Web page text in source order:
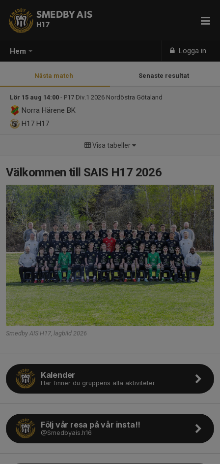
Hem Logga in
SMEDBY AIS
H17
Nästa match Senaste resultat
Lör 15 aug 14:00 - P17 Div.1 2026 Nordöstra Götaland
Norra Härene BK
H17 H17
Visa tabeller
Välkommen till SAIS H17 2026
Smedby AIS H17, lagbild 2026
Kalender
Här finner du gruppens alla aktiviteter
Följ vår resa på vår insta!!
@Smedbyais.h16